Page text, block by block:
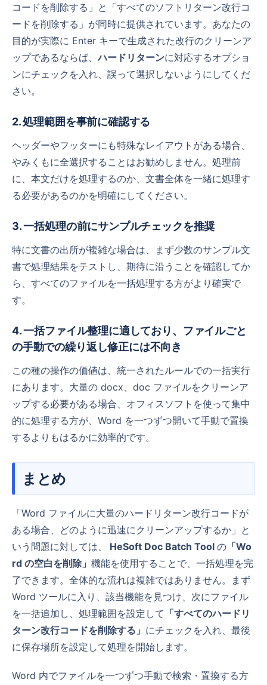
コードを削除する」と「すべてのソフトリターン改行コ
ードを削除する」が同時に提供されています。あなたの
目的が実際に Enter キーで生成された改行のクリーンア
ップであるならば、ハードリターンに対応するオプショ
ンにチェックを入れ、誤って選択しないようにしてくだ
さい。
2. 処理範囲を事前に確認する
ヘッダーやフッターにも特殊なレイアウトがある場合、
やみくもに全選択することはお勧めしません。処理前
に、本文だけを処理するのか、文書全体を一緒に処理す
る必要があるのかを明確にしてください。
3. 一括処理の前にサンプルチェックを推奨
特に文書の出所が複雑な場合は、まず少数のサンプル文
書で処理結果をテストし、期待に沿うことを確認してか
ら、すべてのファイルを一括処理する方がより確実で
す。
4. 一括ファイル整理に適しており、ファイルごと
の手動での繰り返し修正には不向き
この種の操作の価値は、統一されたルールでの一括実行
にあります。大量の docx、doc ファイルをクリーンア
ップする必要がある場合、オフィスソフトを使って集中
的に処理する方が、Word を一つずつ開いて手動で置換
するよりもはるかに効率的です。
まとめ
「Word ファイルに大量のハードリターン改行コードが
ある場合、どのように迅速にクリーンアップするか」と
いう問題に対しては、
HeSoft Doc Batch Tool の 「Wo
rd の空白を削除」 機能を使用することで、一括処理を完
了できます。全体的な流れは複雑ではありません。まず
Word ツールに入り、該当機能を見つけ、次にファイル
を一括追加し、処理範囲を設定して 「すべてのハードリ
ターン改行コードを削除する」 にチェックを入れ、最後
に保存場所を設定して処理を開始します。
Word 内でファイルを一つずつ手動で検索・置換する方